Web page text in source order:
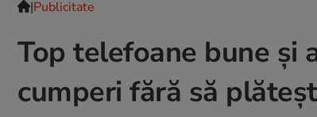
|Publicitate
Top telefoane bune și
cumperi fără să